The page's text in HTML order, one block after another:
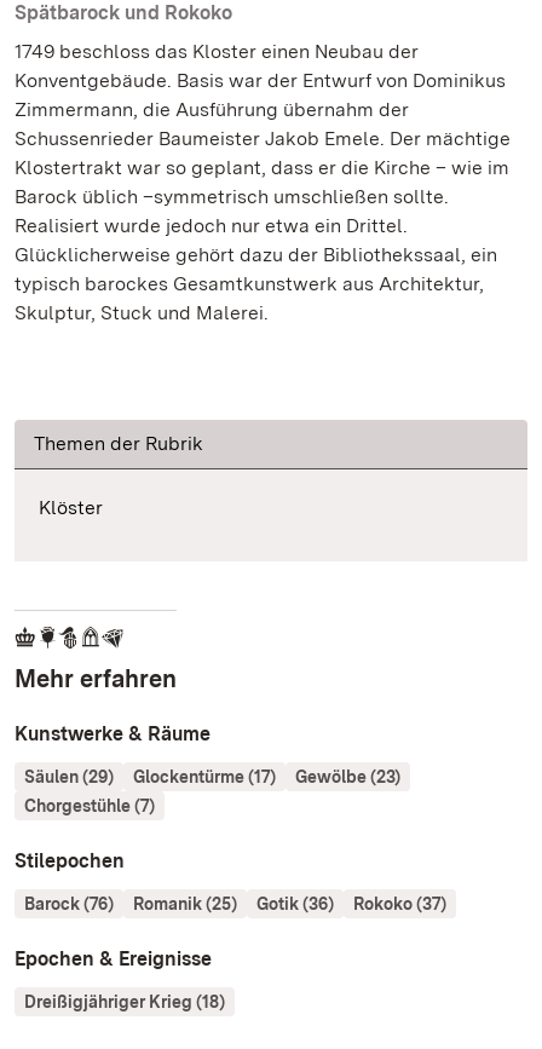
Spätbarock und Rokoko
1749 beschloss das Kloster einen Neubau der
Konventgebäude. Basis war der Entwurf von Dominikus
Zimmermann, die Ausführung übernahm der
Schussenrieder Baumeister Jakob Emele. Der mächtige
Klostertrakt war so geplant, dass er die Kirche – wie im
Barock üblich –symmetrisch umschließen sollte.
Realisiert wurde jedoch nur etwa ein Drittel.
Glücklicherweise gehört dazu der Bibliothekssaal, ein
typisch barockes Gesamtkunstwerk aus Architektur,
Skulptur, Stuck und Malerei.
Themen der Rubrik
Klöster
Mehr erfahren
Kunstwerke & Räume
Säulen (29) Glockentürme (17)
Gewölbe (23)
Chorgestühle (7)
Stilepochen
Barock (76) Romanik (25) Gotik (36) Rokoko (37)
Epochen & Ereignisse
Dreißigjähriger Krieg (18)